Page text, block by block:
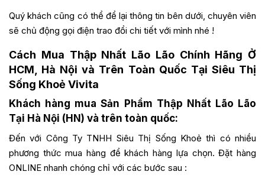
Quý khách cũng có thể để lại thông tin bên dưới, chuyên viên
sẽ chủ động gọi điện trao đổi chi tiết với mình nhé !
Cách Mua Thập Nhất Lão Lão Chính Hãng Ở
HCM, Hà Nội và Trên Toàn Quốc Tại Siêu Thị
Sống Khoẻ Vivita
Khách hàng mua Sản Phẩm Thập Nhất Lão Lão
Tại Hà Nội (HN) và trên toàn quốc:
Đến với Công Ty TNHH Siêu Thị Sống Khoẻ thì có nhiều
phương thức mua hàng để khách hàng lựa chọn. Đặt hàng
ONLINE nhanh chóng chỉ với các bước sau :